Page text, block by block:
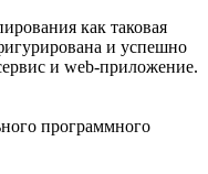
как таковая
и успешно
и web-приложение.
программного